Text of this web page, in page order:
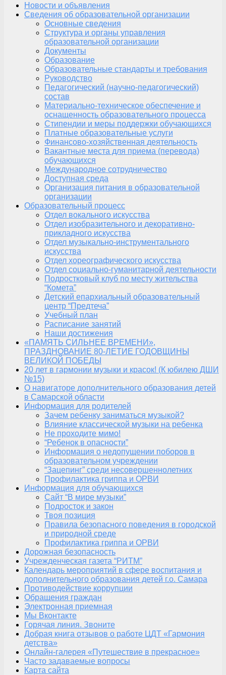
Новости и объявления
Сведения об образовательной организации
Основные сведения
Структура и органы управления
образовательной организации
Документы
Образование
Образовательные стандарты и требования
Руководство
Педагогический (научно-педагогический)
состав
Материально-техническое обеспечение и
оснащенность образовательного процесса
Стипендии и меры поддержки обучающихся
Платные образовательные услуги
Финансово-хозяйственная деятельность
Вакантные места для приема (перевода)
обучающихся
Международное сотрудничество
Доступная среда
Организация питания в образовательной
организации
Образовательный процесс
Отдел вокального искусства
Отдел изобразительного и декоративно-
прикладного искусства
Отдел музыкально-инструментального
искусства
Отдел хореографического искусства
Отдел социально-гуманитарной деятельности
Подростковый клуб по месту жительства
“Комета”
Детский епархиальный образовательный
центр “Предтеча”
Учебный план
Расписание занятий
Наши достижения
«ПАМЯТЬ СИЛЬНЕЕ ВРЕМЕНИ»,
ПРАЗДНОВАНИЕ 80-ЛЕТИЕ ГОДОВЩИНЫ
ВЕЛИКОЙ ПОБЕДЫ
20 лет в гармонии музыки и красок! (К юбилею ДШИ
№15)
О навигаторе дополнительного образования детей
в Самарской области
Информация для родителей
Зачем ребенку заниматься музыкой?
Влияние классической музыки на ребенка
Не проходите мимо!
“Ребенок в опасности”
Информация о недопущении поборов в
образовательном учреждении
“Зацепинг” среди несовершеннолетних
Профилактика гриппа и ОРВИ
Информация для обучающихся
Сайт “В мире музыки”
Подросток и закон
Твоя позиция
Правила безопасного поведения в городской
и природной среде
Профилактика гриппа и ОРВИ
Дорожная безопасность
Учрежденческая газета “РИТМ”
Календарь мероприятий в сфере воспитания и
дополнительного образования детей г.о. Самара
Противодействие коррупции
Обращения граждан
Электронная приемная
Мы Вконтакте
Горячая линия. Звоните
Добрая книга отзывов о работе ЦДТ «Гармония
детства»
Онлайн-галерея «Путешествие в прекрасное»
Часто задаваемые вопросы
Карта сайта